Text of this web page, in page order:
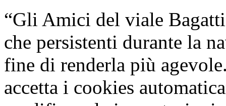
“Gli Amici del viale
che persistenti durante la
fine di renderla più
accetta i cookies